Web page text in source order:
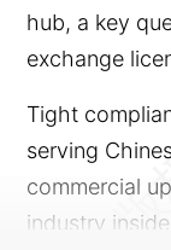
hub, a key
exchange
Tight
serving
commercial
industry